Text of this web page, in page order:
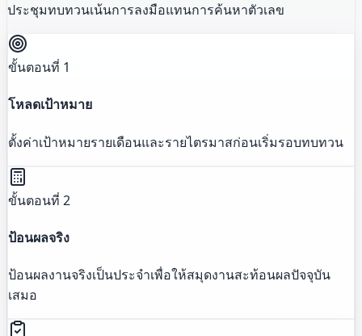
ประชุมทบทวนเน้นการลงมือแทนการค้นหาตัวเลข
ขั้นตอนที่ 1
โหลดเป้าหมาย
ตั้งค่าเป้าหมายรายเดือนและรายไตรมาสก่อนเริ่มรอบทบทวน
ขั้นตอนที่ 2
ป้อนผลจริง
ป้อนผลงานจริงเป็นประจำเพื่อให้สมุดงานสะท้อนผลปัจจุบัน
เสมอ